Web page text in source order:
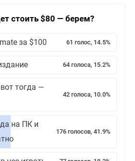
стоить $80 — берем?
за $100 61 голос, 14.5%
64 голоса, 15.2%
тогда —
42 голоса, 10.0%
на ПК и
176 голосов, 41.9%